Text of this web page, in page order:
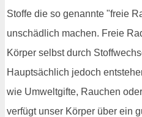
Stoffe die so genannte "freie
unschädlich machen. Freie
Körper selbst durch
Hauptsächlich jedoch
wie Umweltgifte, Rauchen
verfügt unser Körper über ein